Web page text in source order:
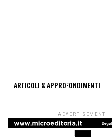
ARTICOLI & APPROFONDIMENTI
ADVERTISEMENT